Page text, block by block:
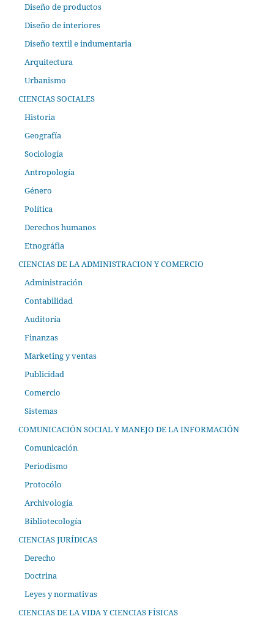
Diseño de productos
Diseño de interiores
Diseño textil e indumentaria
Arquitectura
Urbanismo
CIENCIAS SOCIALES
Historia
Geografía
Sociología
Antropología
Género
Política
Derechos humanos
Etnográfia
CIENCIAS DE LA ADMINISTRACION Y COMERCIO
Administración
Contabilidad
Auditoría
Finanzas
Marketing y ventas
Publicidad
Comercio
Sistemas
COMUNICACIÓN SOCIAL Y MANEJO DE LA INFORMACIÓN
Comunicación
Periodismo
Protocólo
Archivología
Bibliotecología
CIENCIAS JURÍDICAS
Derecho
Doctrina
Leyes y normativas
CIENCIAS DE LA VIDA Y CIENCIAS FÍSICAS